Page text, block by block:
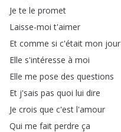
Je te le promet
Laisse-moi t'aimer
Et comme si c'était mon jour
Elle s'intéresse à moi
Elle me pose des questions
Et j'sais pas quoi lui dire
Je crois que c'est l'amour
Qui me fait perdre ça